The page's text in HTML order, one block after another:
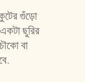
গুঁড়ো
ছুরির
বা